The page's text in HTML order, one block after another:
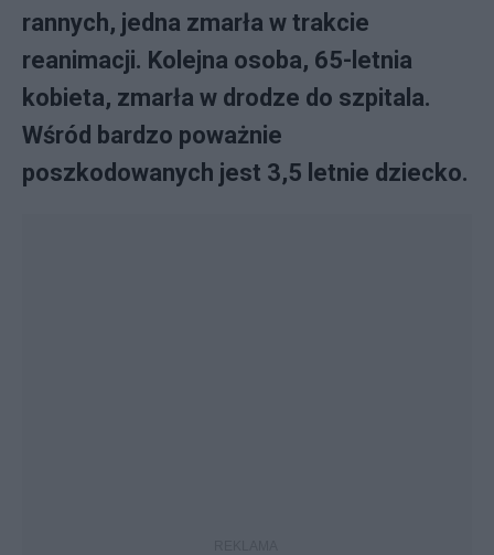
rannych, jedna zmarła w trakcie
reanimacji. Kolejna osoba, 65-letnia
kobieta, zmarła w drodze do szpitala.
Wśród bardzo poważnie
poszkodowanych jest 3,5 letnie dziecko.